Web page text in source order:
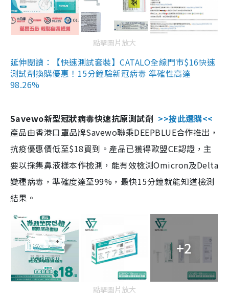
點擊圖片放大
延伸閱讀：【快速測試套裝】CATALO全線門市$16快速
測試劑換購優惠！15分鐘驗新冠病毒 準確性高達
98.26%
Savewo新型冠狀病毒快速抗原測試劑 >>按此選購<<
產品由香港口罩品牌Savewo聯乘DEEPBLUE合作推出，
抗疫優惠價低至$18買到。產品已獲得歐盟CE認證，主
要以採集鼻液樣本作檢測，能有效檢測Omicron及Delta
變種病毒，準確度達至99%，最快15分鐘就能知道檢測
結果。
+2
點擊圖片放大